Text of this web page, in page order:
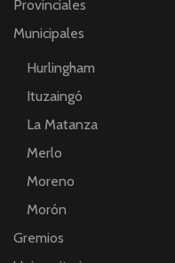
Provinciales
Municipales
Hurlingham
Ituzaingó
La Matanza
Merlo
Moreno
Morón
Gremios